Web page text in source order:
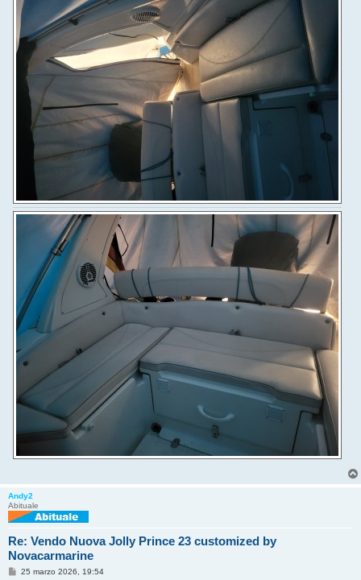
Andy2
Abituale
Re: Vendo Nuova Jolly Prince 23 customized by
Novacarmarine
M25 marzo 2026, 19:54